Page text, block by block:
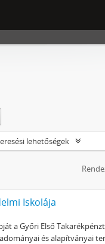
lehetőségek
Iskolája
a Győri Első
és alapítványai